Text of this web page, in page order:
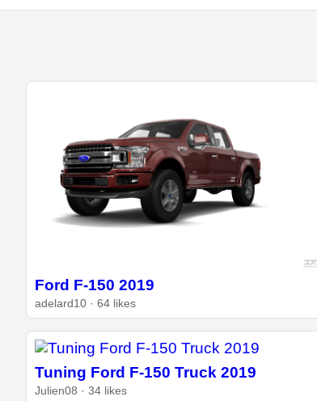
Ford F-150 2019
adelard10 · 64 likes
Tuning Ford F-150 Truck 2019
Julien08 · 34 likes